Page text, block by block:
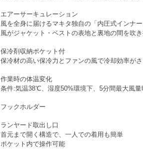
エアーサーキュレーション
風を全身に届けるマキタ独自の「内圧式インナー
風がジャケット・ベストの表地と裏地の間を吹
保冷剤収納ポケット付
保冷材の高い保冷力とファンの風で冷却効率がさ
作業時の体温変化
条件:気温38℃、湿度50%環境下、5分間最大風量
フックホルダー
ランヤード取出し口
首元まで開く構造で、一人での着用も簡単
ポケット内で操作可能